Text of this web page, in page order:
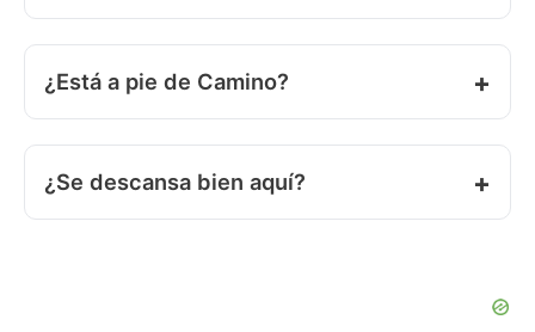
¿Está a pie de Camino?
¿Se descansa bien aquí?